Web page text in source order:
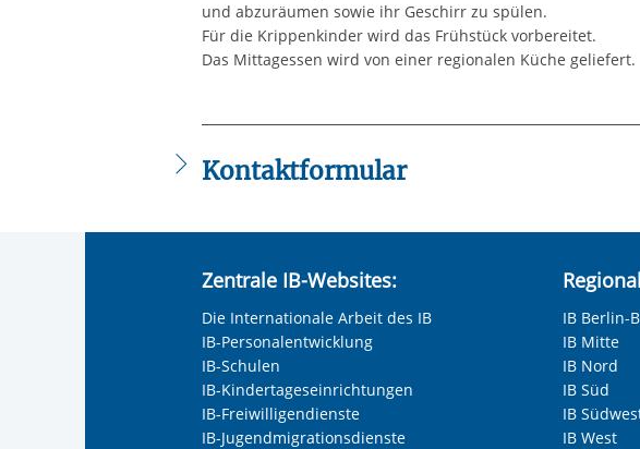
und abzuräumen sowie ihr Geschirr zu spülen.
Für die Krippenkinder wird das Frühstück vorbereitet.
Das Mittagessen wird von einer regionalen Küche geliefert.
Kontaktformular
Keine Angabe
Frau
Herr
Neutrale Anrede
Unternehmen
Zentrale IB-Websites:
Die Internationale Arbeit des IB
IB-Personalentwicklung
IB-Schulen
IB-Kindertageseinrichtungen
IB-Freiwilligendienste
IB-Jugendmigrationsdienste
IB Berlin-
IB Mitte
IB Nord
IB Süd
IB
IB West